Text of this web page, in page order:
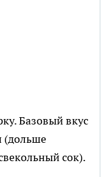
Базовый вкус
(дольше
сок).